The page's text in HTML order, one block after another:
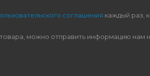
соглашения каждый раз,
можно отправить информацию нам